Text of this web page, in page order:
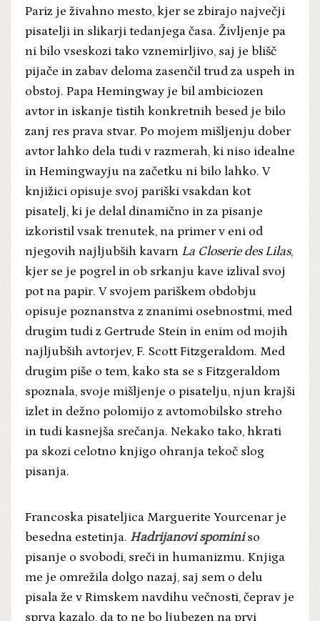
Pariz je živahno mesto, kjer se zbirajo največji
pisatelji in slikarji tedanjega časa. Življenje pa
ni bilo vseskozi tako vznemirljivo, saj je blišč
pijače in zabav deloma zasenčil trud za uspeh in
obstoj. Papa Hemingway je bil ambiciozen
avtor in iskanje tistih konkretnih besed je bilo
zanj res prava stvar. Po mojem mišljenju dober
avtor lahko dela tudi v razmerah, ki niso idealne
in Hemingwayju na začetku ni bilo lahko. V
knjižici opisuje svoj pariški vsakdan kot
pisatelj, ki je delal dinamično in za pisanje
izkoristil vsak trenutek, na primer v eni od
njegovih najljubših kavarn La Closerie des Lilas,
kjer se je pogrel in ob srkanju kave izlival svoj
pot na papir. V svojem pariškem obdobju
opisuje poznanstva z znanimi osebnostmi, med
drugim tudi z Gertrude Stein in enim od mojih
najljubših avtorjev, F. Scott Fitzgeraldom. Med
drugim piše o tem, kako sta se s Fitzgeraldom
spoznala, svoje mišljenje o pisatelju, njun krajši
izlet in dežno polomijo z avtomobilsko streho
in tudi kasnejša srečanja. Nekako tako, hkrati
pa skozi celotno knjigo ohranja tekoč slog
pisanja.
Francoska pisateljica Marguerite Yourcenar je
besedna estetinja. Hadrijanovi spominiso
pisanje o svobodi, sreči in humanizmu. Knjiga
me je omrežila dolgo nazaj, saj sem o delu
pisala že v Rimskem navdihu večnosti, čeprav je
sprva kazalo, da to ne bo ljubezen na prvi